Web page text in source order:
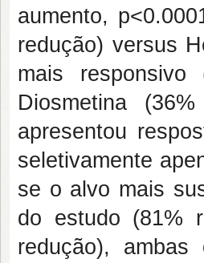
aumento,
redução) versus
mais responsivo
Diosmetina
apresentou
seletivamente
se o alvo mais
do estudo (81%
redução), ambas